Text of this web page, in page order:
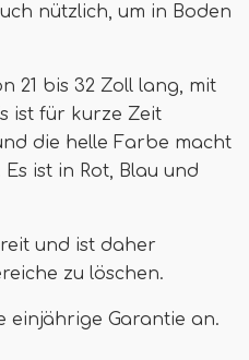
nützlich, um in Boden
21 bis 32 Zoll lang, mit
ist für kurze Zeit
die helle Farbe macht
ist in Rot, Blau und
und ist daher
zu löschen.
einjährige Garantie an.